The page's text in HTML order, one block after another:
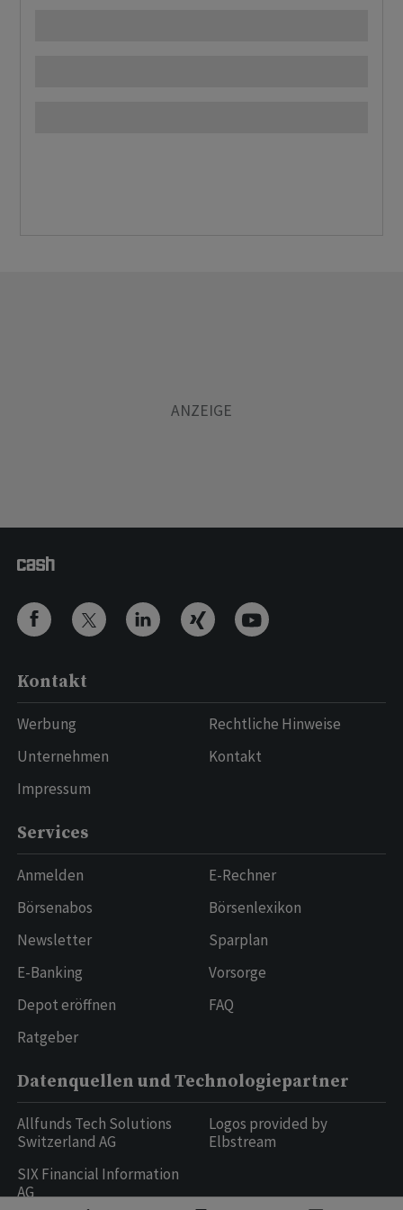
Kontakt
Werbung
Unternehmen
Impressum
Rechtliche Hinweise
Kontakt
Services
Anmelden
Börsenabos
Newsletter
E-Banking
Depot eröffnen
Ratgeber
E-Rechner
Börsenlexikon
Sparplan
Vorsorge
FAQ
Datenquellen und Technologiepartner
Allfunds Tech Solutions
Switzerland AG
SIX Financial Information
AG
Logos provided by
Elbstream